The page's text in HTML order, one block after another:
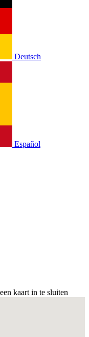
Deutsch
Español
kaart in te sluiten